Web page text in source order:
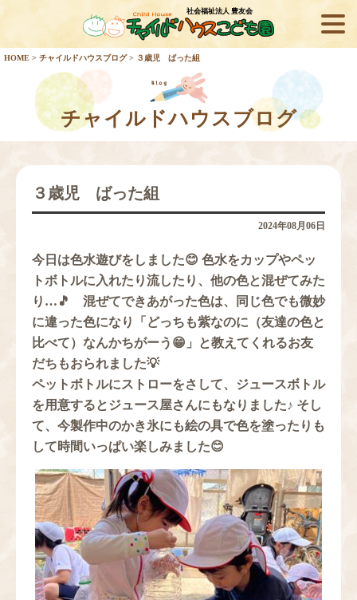
社会福祉法人 豊友会
HOME > チャイルドハウスブログ> ３歳児 ばった組
チャイルドハウスブログ
３歳児 ばった組
2024年08月06日
今日は色水遊びをしました😊 色水をカップやペッ
トボトルに入れたり流したり、他の色と混ぜてみた
り…🎵 混ぜてできあがった色は、同じ色でも微妙
に違った色になり「どっちも紫なのに（友達の色と
比べて）なんかちがーう😁」と教えてくれるお友
だちもおられました💡
ペットボトルにストローをさして、ジュースボトル
を用意するとジュース屋さんにもなりました♪ そし
て、今製作中のかき氷にも絵の具で色を塗ったりも
して時間いっぱい楽しみました😊